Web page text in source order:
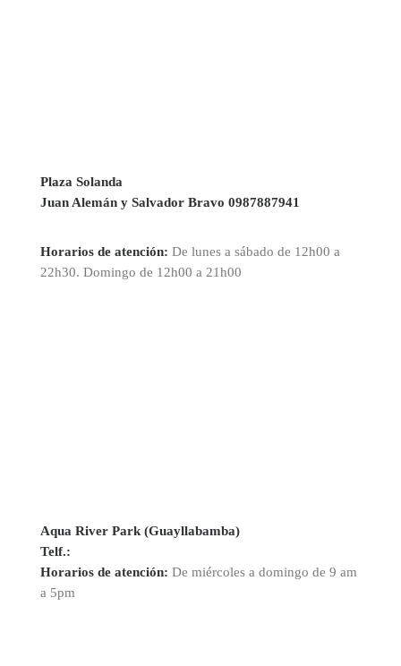
Plaza Solanda
Juan Alemán y Salvador Bravo 0987887941
Horarios de atención: De lunes a sábado de 12h00 a
22h30. Domingo de 12h00 a 21h00
Aqua River Park (Guayllabamba)
Telf.:
Horarios de atención: De miércoles a domingo de 9 am
a 5pm